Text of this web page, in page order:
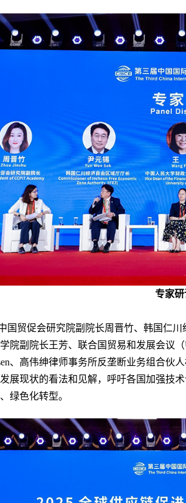
专家
国贸促会研究院副院长周晋竹、韩国仁
院副院长王芳、联合国贸易和发展会议
、高伟绅律师事务所反垄断业务组合伙
展现状的看法和见解，呼吁各国加强技
绿色化转型。